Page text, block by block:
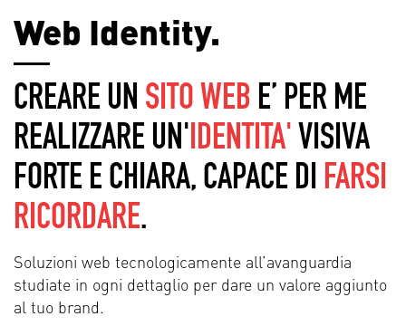
Web Identity.
CREARE UN SITO WEB E’ PER ME
REALIZZARE UN'IDENTITA' VISIVA
FORTE E CHIARA, CAPACE DI FARSI
RICORDARE.
Soluzioni web tecnologicamente all’avanguardia
studiate in ogni dettaglio per dare un valore aggiunto
al tuo brand.